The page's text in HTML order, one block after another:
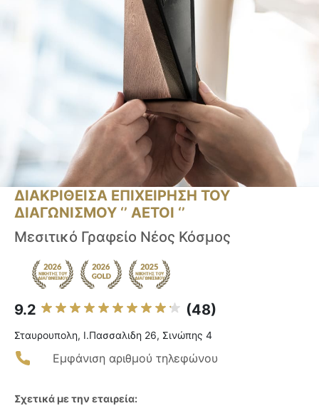
ΔΙΑΚΡΙΘΕΙΣΑ ΕΠΙΧΕΙΡΗΣΗ ΤΟΥ
ΔΙΑΓΩΝΙΣΜΟΥ ‘’ ΑΕΤΟΙ ‘’
Μεσιτικό Γραφείο Νέος Κόσμος
9.2 (48)
Σταυρουπολη, Ι.Πασσαλιδη 26, Σινώπης 4
Εμφάνιση αριθμού τηλεφώνου
Σχετικά με την εταιρεία: